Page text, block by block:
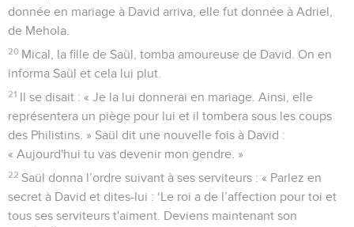
donnée en mariage à David arriva, elle fut donnée à Adriel,
de Mehola.
20 Mical, la fille de Saül, tomba amoureuse de David. On en
informa Saül et cela lui plut.
21 Il se disait : « Je la lui donnerai en mariage. Ainsi, elle
représentera un piège pour lui et il tombera sous les coups
des Philistins. » Saül dit une nouvelle fois à David :
« Aujourd'hui tu vas devenir mon gendre. »
22 Saül donna l’ordre suivant à ses serviteurs : « Parlez en
secret à David et dites-lui : ‘Le roi a de l’affection pour toi et
tous ses serviteurs t'aiment. Deviens maintenant son